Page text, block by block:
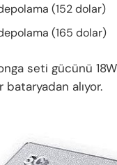
(152 dolar)
(165 dolar)
seti gücünü
alıyor.